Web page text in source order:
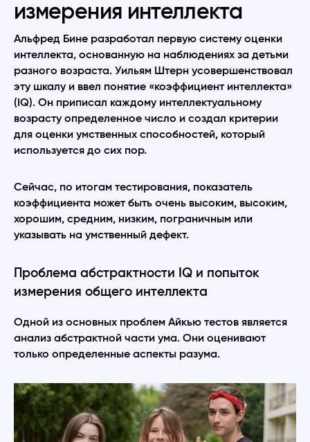
измерения интеллекта
Альфред Бине разработал первую систему оценки
интеллекта, основанную на наблюдениях за детьми
разного возраста. Уильям Штерн усовершенствовал
эту шкалу и ввел понятие «коэффициент интеллекта»
(IQ). Он приписал каждому интеллектуальному
возрасту определенное число и создал критерии
для оценки умственных способностей, который
используется до сих пор.
Сейчас, по итогам тестирования, показатель
коэффициента может быть очень высоким, высоким,
хорошим, средним, низким, пограничным или
указывать на умственный дефект.
Проблема абстрактности IQ и попыток
измерения общего интеллекта
Одной из основных проблем Айкью тестов является
анализ абстрактной части ума. Они оценивают
только определенные аспекты разума.